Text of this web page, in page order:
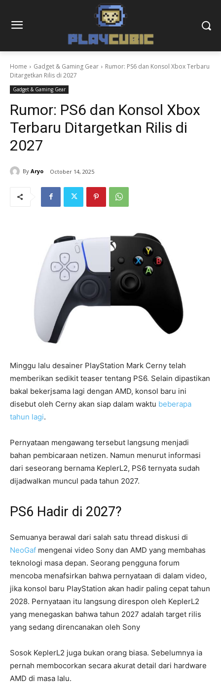
Home Gadget & Gaming Gear
Rumor: PS6 dan Konsol Xbox Terbaru
Ditargetkan Rilis di 2027
Gadget & Gaming Gear
Rumor: PS6 dan Konsol Xbox
Terbaru Ditargetkan Rilis di
2027
By Aryo October 14, 2025
Minggu lalu desainer PlayStation Mark Cerny telah
memberikan sedikit teaser tentang PS6. Selain dipastikan
bakal bekerjsama lagi dengan AMD, konsol baru ini
disebut oleh Cerny akan siap dalam waktu beberapa
tahun lagi.
Pernyataan mengawang tersebut langsung menjadi
bahan pembicaraan netizen. Namun menurut informasi
dari seseorang bernama KeplerL2, PS6 ternyata sudah
dijadwalkan muncul pada tahun 2027.
PS6 Hadir di 2027?
Semuanya berawal dari salah satu thread diskusi di
NeoGaf mengenai video Sony dan AMD yang membahas
teknologi masa depan. Seorang pengguna forum
mencoba menafsirkan bahwa pernyataan di dalam video,
jika konsol baru PlayStation akan hadir paling cepat tahun
2028. Pernyataan itu langsung direspon oleh KeplerL2
yang menegaskan bahwa tahun 2027 adalah target rilis
yang sedang direncanakan oleh Sony
Sosok KeplerL2 juga bukan orang biasa. Sebelumnya ia
pernah membocorkan secara akurat detail dari hardware
AMD di masa lalu.